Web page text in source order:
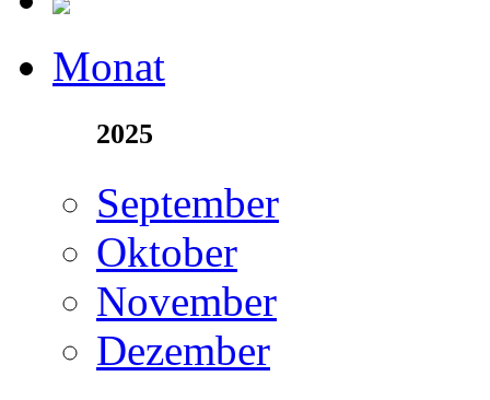
Monat
2025
September
Oktober
November
Dezember